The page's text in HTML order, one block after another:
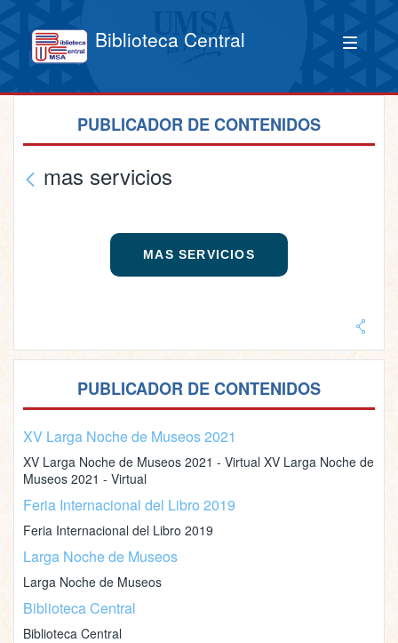
Biblioteca Central
PUBLICADOR DE CONTENIDOS
mas servicios
MAS SERVICIOS
PUBLICADOR DE CONTENIDOS
XV Larga Noche de Museos 2021
XV Larga Noche de Museos 2021 - Virtual XV Larga Noche de
Museos 2021 - Virtual
Feria Internacional del Libro 2019
Feria Internacional del Libro 2019
Larga Noche de Museos
Larga Noche de Museos
Biblioteca Central
Biblioteca Central